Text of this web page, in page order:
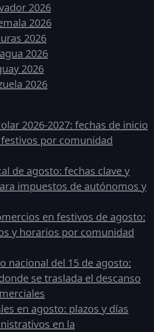
2026
2026
2026
2026
2026
2026
2026-2027: fechas de inicio
festivos por comunidad
de agosto: fechas clave y
impuestos de autónomos y
en festivos de agosto:
y horarios por comunidad
nacional del 15 de agosto:
se traslada el descanso
en agosto: plazos y días
en la